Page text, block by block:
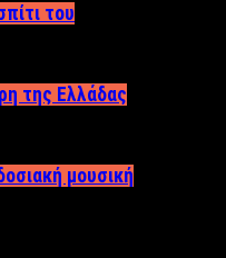
του
της Ελλάδας
μουσική